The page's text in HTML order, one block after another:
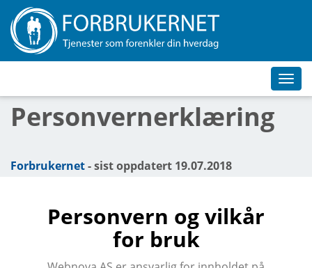
Personvernerklæring
Forbrukernet- sist oppdatert 19.07.2018
Personvern og vilkår
for bruk